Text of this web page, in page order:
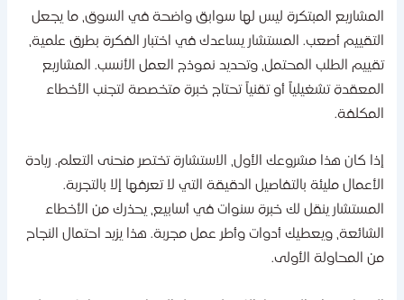
المبتكرة ليس لها سوابق واضحة في السوق، ما يجعل
أصعب. المستشار يساعدك في اختبار الفكرة بطرق علمية،
الطلب المحتمل، وتحديد نموذج العمل الأنسب. المشاريع
تشغيلياً أو تقنياً تحتاج خبرة متخصصة لتجنب الأخطاء
كان هذا مشروعك الأول، الاستشارة تختصر منحنى التعلم. ريادة
مليئة بالتفاصيل الدقيقة التي لا تعرفها إلا بالتجربة.
ينقل لك خبرة سنوات في أسابيع، يحذرك من الأخطاء
ويعطيك أدوات وأطر عمل مجربة. هذا يزيد احتمال النجاح
المحاولة الأولى.